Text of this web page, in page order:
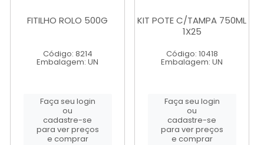
FITILHO ROLO 500G
Código: 8214
Embalagem: UN
Faça seu login
ou
cadastre-se
para ver preços
e comprar
KIT POTE C/TAMPA 750ML
1X25
Código: 10418
Embalagem: UN
Faça seu login
ou
cadastre-se
para ver preços
e comprar